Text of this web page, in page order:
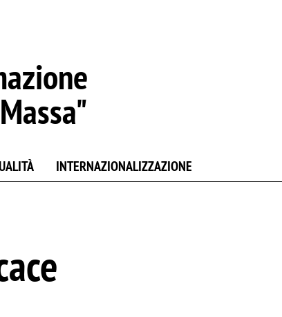
INTERNAZIONALIZZAZIONE